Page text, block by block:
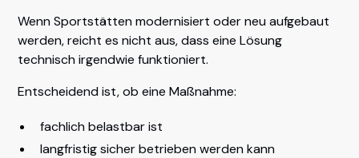
Wenn Sportstätten modernisiert oder neu aufgebaut
werden, reicht es nicht aus, dass eine Lösung
technisch irgendwie funktioniert.
Entscheidend ist, ob eine Maßnahme:
fachlich belastbar ist
langfristig sicher betrieben werden kann